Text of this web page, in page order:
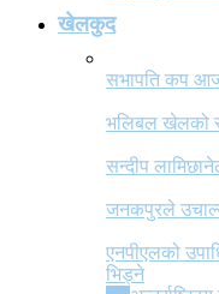
खेलकुद
सभापति कप
भलिबल खेलको
सन्दीप
जनकपुरले
एनपीएलको
भिड्ने